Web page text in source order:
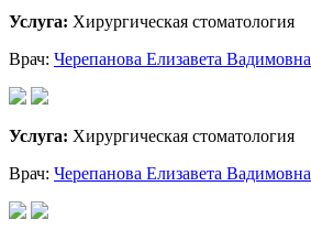
Услуга: Хирургическая стоматология
Врач: Черепанова Елизавета Вадимовна
Услуга: Хирургическая стоматология
Врач: Черепанова Елизавета Вадимовна